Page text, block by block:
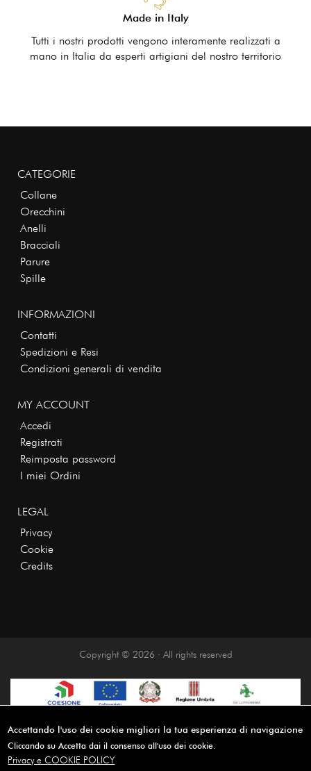
Made in Italy
Tutti i nostri prodotti vengono interamente realizzati a
mano in Italia da esperti artigiani del nostro territorio
CATEGORIE
Collane
Orecchini
Anelli
Bracciali
Parure
Spille
INFORMAZIONI
Contatti
Spedizioni e Resi
Condizioni generali di vendita
MY ACCOUNT
Accedi
Registrati
Reimposta password
I miei Ordini
LEGAL
Privacy
Cookie
Credits
Copyright © 2026 · All rights reserved
Accettando l'uso dei cookie migliori la tua esperienza di navigazione
Cliccando su Accetta dai il consenso all'uso dei cookie.
Privacy e COOKIE POLICY